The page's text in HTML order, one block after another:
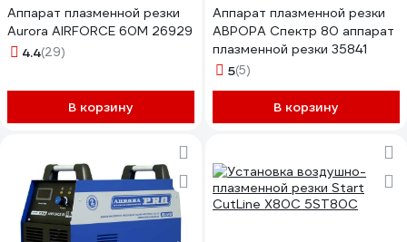
Аппарат плазменной резки
Aurora AIRFORCE 60M 26929
4.4(29)
В корзину
Аппарат плазменной резки
АВРОРА Спектр 80 аппарат
плазменной резки 35841
5(5)
В корзину